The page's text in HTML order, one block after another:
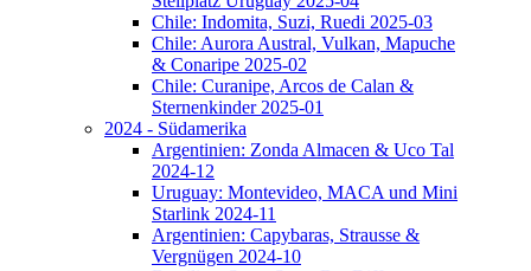
Chile: Indomita, Suzi, Ruedi 2025-03
Chile: Aurora Austral, Vulkan, Mapuche
& Conaripe 2025-02
Chile: Curanipe, Arcos de Calan &
Sternenkinder 2025-01
2024 - Südamerika
Argentinien: Zonda Almacen & Uco Tal
2024-12
Uruguay: Montevideo, MACA und Mini
Starlink 2024-11
Argentinien: Capybaras, Strausse &
Vergnügen 2024-10